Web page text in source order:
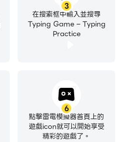
3
在搜索框中輸入並搜尋
Typing Game – Typing
Practice
6
點擊雷電模擬器首頁上的
遊戲icon就可以開始享受
精彩的遊戲了。